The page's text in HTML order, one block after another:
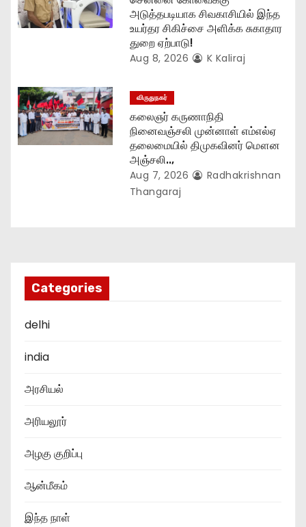
அடுத்தபடியாக சிவகாசியில் இந்த
உயர்தர சிகிச்சை அளிக்க சுகாதார
துறை ஏற்பாடு!
Aug 8, 2026 K Kaliraj
விருதுநகர்
கலைஞர் கருணாநிதி
நினைவஞ்சலி முன்னாள் எம்எல்ஏ
தலைமையில் திமுகவினர் மௌன
அஞ்சலி..,
Aug 7, 2026
Radhakrishnan
Thangaraj
Categories
delhi
india
அரசியல்
அரியலூர்
அழகு குறிப்பு
ஆன்மீகம்
இந்த நாள்